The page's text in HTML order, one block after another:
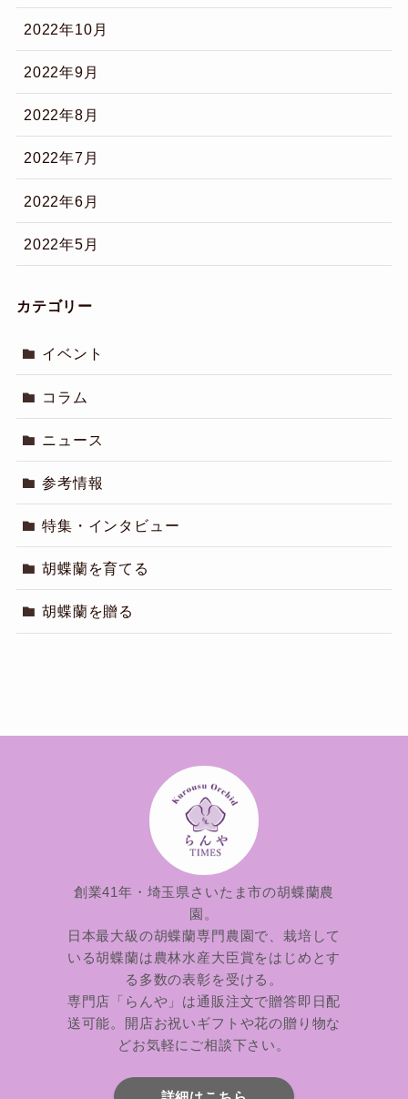
2022年10月
2022年9月
2022年8月
2022年7月
2022年6月
2022年5月
カテゴリー
イベント
コラム
ニュース
参考情報
特集・インタビュー
胡蝶蘭を育てる
胡蝶蘭を贈る
創業41年・埼玉県さいたま市の胡蝶蘭農
園。
日本最大級の胡蝶蘭専門農園で、栽培して
いる胡蝶蘭は農林水産大臣賞をはじめとす
る多数の表彰を受ける。
専門店「らんや」は通販注文で贈答即日配
送可能。開店お祝いギフトや花の贈り物な
どお気軽にご相談下さい。